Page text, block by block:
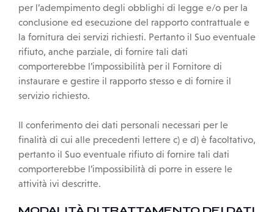
per l’adempimento degli obblighi di legge e/o per la
conclusione ed esecuzione del rapporto contrattuale e
la fornitura dei servizi richiesti. Pertanto il Suo eventuale
rifiuto, anche parziale, di fornire tali dati
comporterebbe l’impossibilità per il Fornitore di
instaurare e gestire il rapporto stesso e di fornire il
servizio richiesto.
Il conferimento dei dati personali necessari per le
finalità di cui alle precedenti lettere c) e d) è facoltativo,
pertanto il Suo eventuale rifiuto di fornire tali dati
comporterebbe l’impossibilità di porre in essere le
attività ivi descritte.